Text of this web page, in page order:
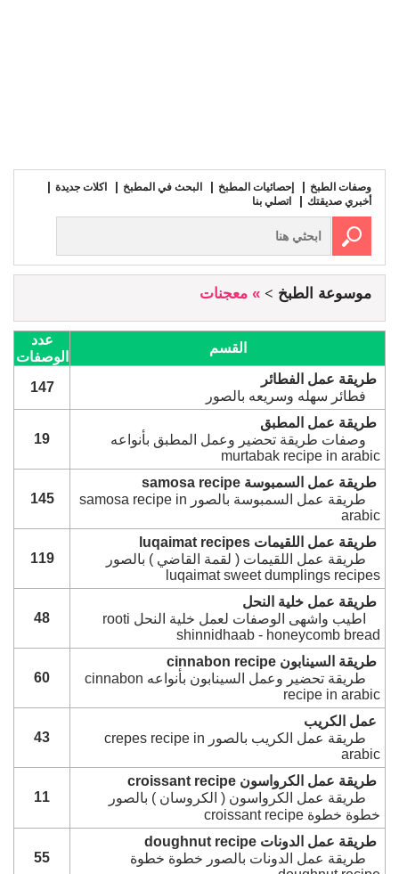
وصفات الطبخ إحصائيات المطبخ البحث في المطبخ
اكلات جديدة
أخبري صديقتك
اتصلي بنا
موسوعة الطبخ » معجنات
القسم
عدد
الوصفات
طريقة عمل الفطائر
فطائر سهله وسريعه بالصور
147
طريقة عمل المطبق
وصفات طريقة تحضير وعمل المطبق بأنواعه
murtabak recipe in arabic
19
طريقة عمل السمبوسة samosa recipe
طريقة عمل السمبوسة بالصور samosa recipe in
arabic
145
طريقة عمل اللقيمات luqaimat recipes
طريقة عمل اللقيمات ( لقمة القاضي ) بالصور
luqaimat sweet dumplings recipes
119
طريقة عمل خلية النحل
اطيب واشهى الوصفات لعمل خلية النحل rooti
shinnidhaab - honeycomb bread
48
طريقة السينابون cinnabon recipe
طريقة تحضير وعمل السينابون بأنواعه cinnabon
recipe in arabic
60
عمل الكريب
طريقة عمل الكريب بالصور crepes recipe in
arabic
43
طريقة عمل الكرواسون croissant recipe
طريقة عمل الكرواسون ( الكروسان ) بالصور
خطوة خطوة croissant recipe
11
طريقة عمل الدونات doughnut recipe
طريقة عمل الدونات بالصور خطوة خطوة
55